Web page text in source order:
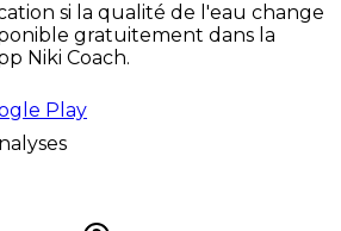
si la qualité de l'eau change
gratuitement dans la
Niki Coach.
Play